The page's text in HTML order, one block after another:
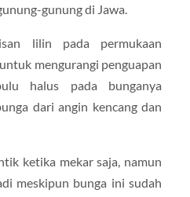
gunung di Jawa.
lilin pada permukaan
mengurangi penguapan
halus pada bunganya
dari angin kencang dan
ketika mekar saja, namun
meskipun bunga ini sudah